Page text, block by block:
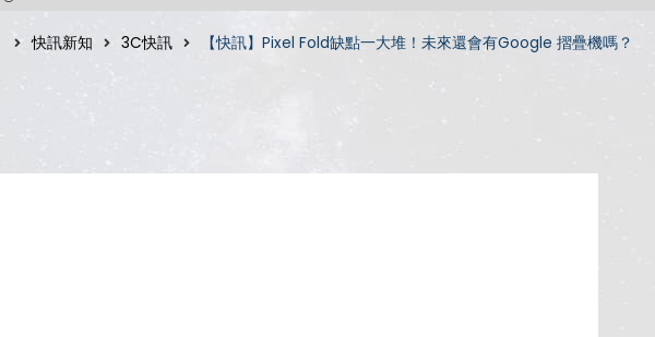
快訊新知 3C快訊 【快訊】Pixel Fold缺點一大堆！未來還會有Google 摺疊機嗎？